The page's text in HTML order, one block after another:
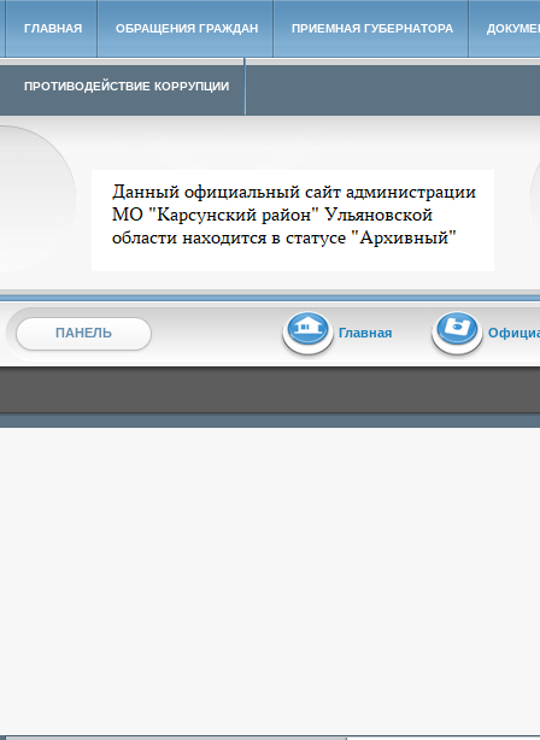
ГЛАВНАЯ ОБРАЩЕНИЯ ГРАЖДАН ПРИЕМНАЯ ГУБЕРНАТОРА
ПРОТИВОДЕЙСТВИЕ КОРРУПЦИИ
Архивный сайт администрации МО "Карсунский район"
ПАНЕЛЬ Главная